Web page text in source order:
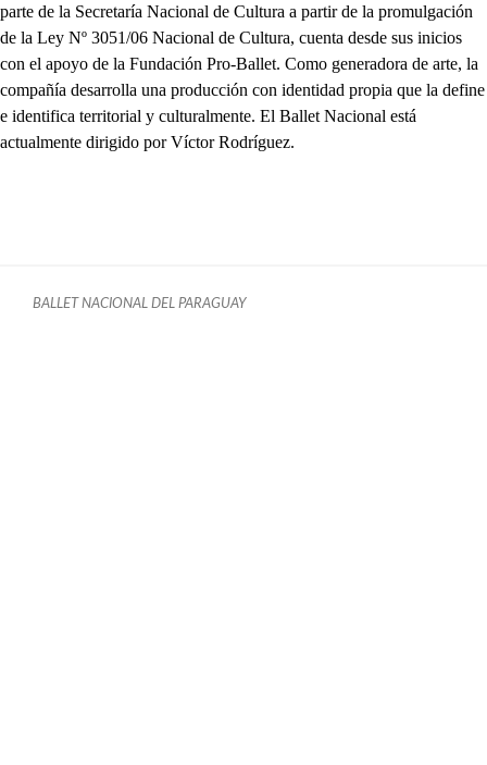
parte de la Secretaría Nacional de Cultura a partir de la promulgación
de la Ley Nº 3051/06 Nacional de Cultura, cuenta desde sus inicios
con el apoyo de la Fundación Pro-Ballet. Como generadora de arte, la
compañía desarrolla una producción con identidad propia que la define
e identifica territorial y culturalmente. El Ballet Nacional está
actualmente dirigido por Víctor Rodríguez.
BALLET NACIONAL DEL PARAGUAY